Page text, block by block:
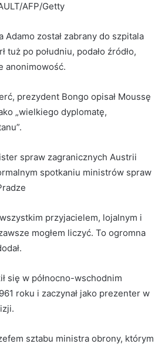
AFP/Getty
Adamo został zabrany do szpitala
tuż po południu, podało źródło,
anonimowość.
prezydent Bongo opisał Moussę
„wielkiego dyplomatę,
spraw zagranicznych Austrii
spotkaniu ministrów spraw
przyjacielem, lojalnym i
mogłem liczyć. To ogromna
się w północno-wschodnim
roku i zaczynał jako prezenter w
sztabu ministra obrony, którym